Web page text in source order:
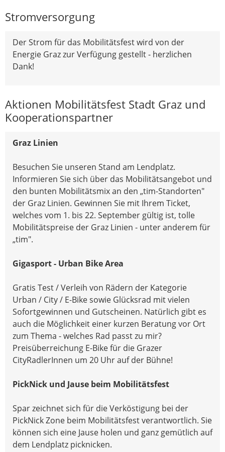
Stromversorgung
Der Strom für das Mobilitätsfest wird von der
Energie Graz zur Verfügung gestellt - herzlichen
Dank!
Aktionen Mobilitätsfest Stadt Graz und
Kooperationspartner
Graz Linien
Besuchen Sie unseren Stand am Lendplatz.
Informieren Sie sich über das Mobilitätsangebot und
den bunten Mobilitätsmix an den „tim-Standorten"
der Graz Linien. Gewinnen Sie mit Ihrem Ticket,
welches vom 1. bis 22. September gültig ist, tolle
Mobilitätspreise der Graz Linien - unter anderem für
„tim".
Gigasport - Urban Bike Area
Gratis Test / Verleih von Rädern der Kategorie
Urban / City / E-Bike sowie Glücksrad mit vielen
Sofortgewinnen und Gutscheinen. Natürlich gibt es
auch die Möglichkeit einer kurzen Beratung vor Ort
zum Thema - welches Rad passt zu mir?
Preisüberreichung E-Bike für die Grazer
CityRadlerInnen um 20 Uhr auf der Bühne!
PickNick und Jause beim Mobilitätsfest
Spar zeichnet sich für die Verköstigung bei der
PickNick Zone beim Mobilitätsfest verantwortlich. Sie
können sich eine Jause holen und ganz gemütlich auf
dem Lendplatz picknicken.